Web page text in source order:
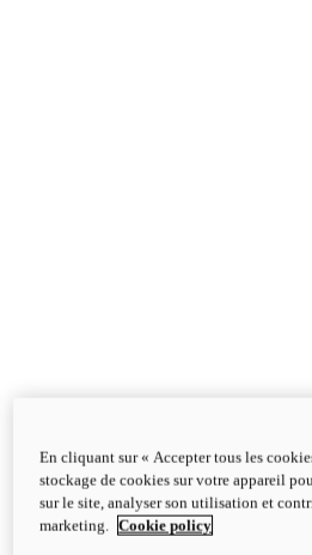
En cliquant sur « Accepter tous les
stockage de cookies sur votre appareil
sur le site, analyser son utilisation et
marketing.
Cookie policy